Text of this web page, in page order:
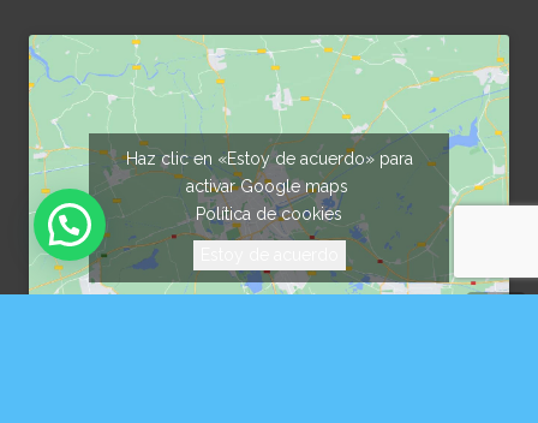
Haz clic en «Estoy de acuerdo» para
activar Google maps
Política de cookies